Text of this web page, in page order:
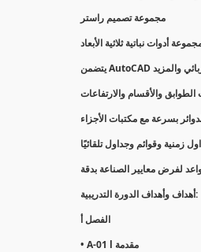
مجموعة تصميم راستر
أدوات نباتية ثلاثية الأبعاد
والأقسام والارتفاعات
بسرعة مع مكتبات الأجزاء
زمنية وقوائم وجداول تلقائيًا
لفرض معايير الصناعة بدقة
أهداف وأهداف الدورة التدريبية:
الفصل أ
• A-01 l مقدمة